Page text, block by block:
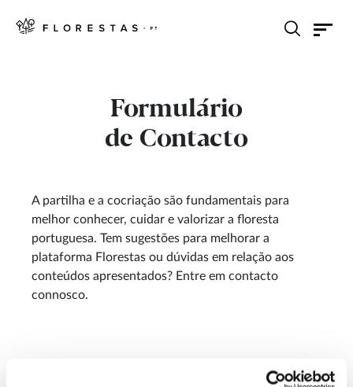
Formulário
de Contacto
A partilha e a cocriação são fundamentais para
melhor conhecer, cuidar e valorizar a floresta
portuguesa. Tem sugestões para melhorar a
plataforma Florestas ou dúvidas em relação aos
conteúdos apresentados? Entre em contacto
connosco.